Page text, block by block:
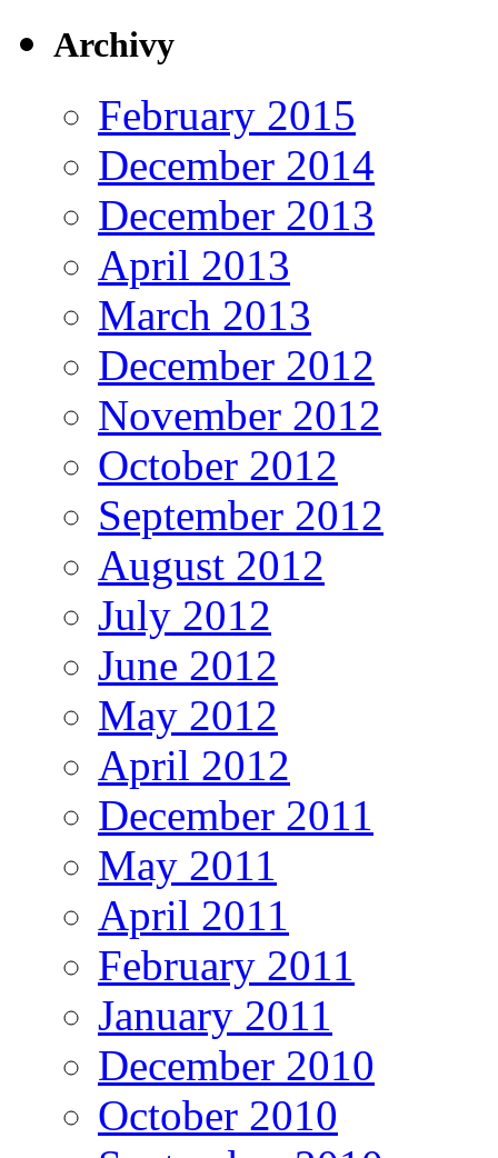
Archivy
February 2015
December 2014
December 2013
April 2013
March 2013
December 2012
November 2012
October 2012
September 2012
August 2012
July 2012
June 2012
May 2012
April 2012
December 2011
May 2011
April 2011
February 2011
January 2011
December 2010
October 2010